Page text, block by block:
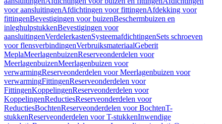
voor aansluitingenAfdichtingen voor fittingenAfdekking voor
fittingenBevestigingen voor buizenBeschermbuizen en
inleghulpstukkenBevestigingen voor
aansluitingenVerdelerkastenSysteemafdichtingenSets schroeven
voor flensverbindingenVerbruiksmateriaalGeberit
MeplaMeerlagenbuizenReserveonderdelen voor
MeerlagenbuizenMeerlagenbuizen voor
verwarmingReserveonderdelen voor Meerlagenbuizen voor
verwarmingFittingenReserveonderdelen voor
FittingenKoppelingenReserveonderdelen voor
KoppelingenReductiesReserveonderdelen voor
ReductiesBochtenReserveonderdelen voor BochtenT-
stukkenReserveonderdelen voor T-stukkenInwendige